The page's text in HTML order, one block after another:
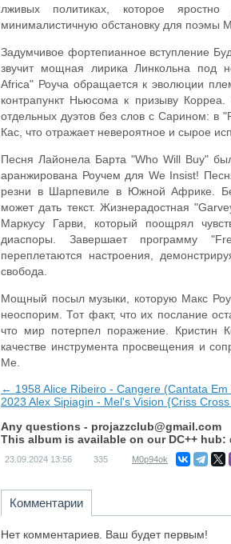
лживых политиках, которое
минималистичную обстановку для поэмы
Задумчивое фортепианное вступление
звучит мощная лирика Линкольна под
Africa" Роуча обращается к эволюции
контрапункт Ньюсома к призыву
отдельных дуэтов без слов с Сарином: в
Кас, что отражает невероятное и сырое
Песня Лайонела Барта "Who Will Buy"
аранжирована Роучем для We Insist!
резни в Шарпевиле в Южной Африке.
может дать текст. Жизнерадостная
Маркусу Гарви, который поощрял
диаспоры. Завершает программу
переплетаются настроения,
свобода.
Мощный посыл музыки, которую Макс
неоспорим. Тот факт, что их послание
что мир потерпел поражение. Кристин
качестве инструмента просвещения и
Me.
← 1958 Alice Ribeiro - Cangere (Cantata
2023 Alex Sipiagin - Mel's Vision {Criss
Any questions - projazzclub@gmail.com
This album is available on our DC++
23.09.2024 13:56 335 M0p94ok
Комментарии
Нет комментариев. Ваш будет первым!